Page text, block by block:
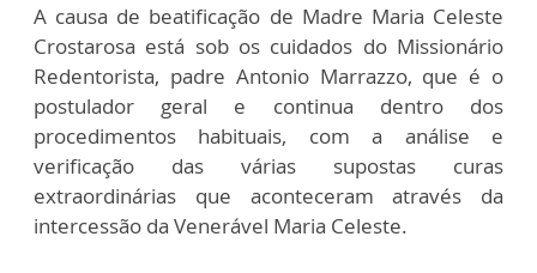
A causa de beatificação de Madre Maria Celeste
Crostarosa está sob os cuidados do Missionário
Redentorista, padre Antonio Marrazzo, que é o
postulador geral e continua dentro dos
procedimentos habituais, com a análise e
verificação das várias supostas curas
extraordinárias que aconteceram através da
intercessão da Venerável Maria Celeste.